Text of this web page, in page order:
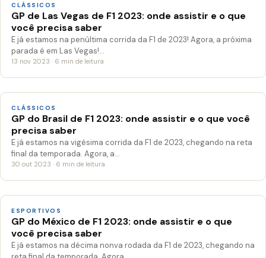
CLÁSSICOS
GP de Las Vegas de F1 2023: onde assistir e o que
você precisa saber
E já estamos na penúltima corrida da F1 de 2023! Agora, a próxima
parada é em Las Vegas!…
13 nov 2023 · 6 min de leitura
CLÁSSICOS
GP do Brasil de F1 2023: onde assistir e o que você
precisa saber
E já estamos na vigésima corrida da F1 de 2023, chegando na reta
final da temporada. Agora, a…
30 out 2023 · 6 min de leitura
ESPORTIVOS
GP do México de F1 2023: onde assistir e o que
você precisa saber
E já estamos na décima nonva rodada da F1 de 2023, chegando na